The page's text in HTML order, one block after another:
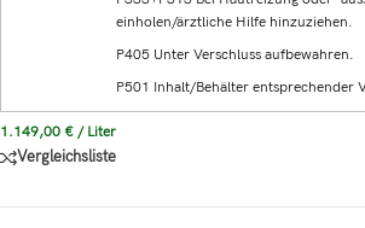
einholen/ärztliche Hilfe hinzuziehen.
P405 Unter Verschluss aufbewahren.
P501 Inhalt/Behälter entsprechender
1.149,00 € / Liter
Vergleichsliste